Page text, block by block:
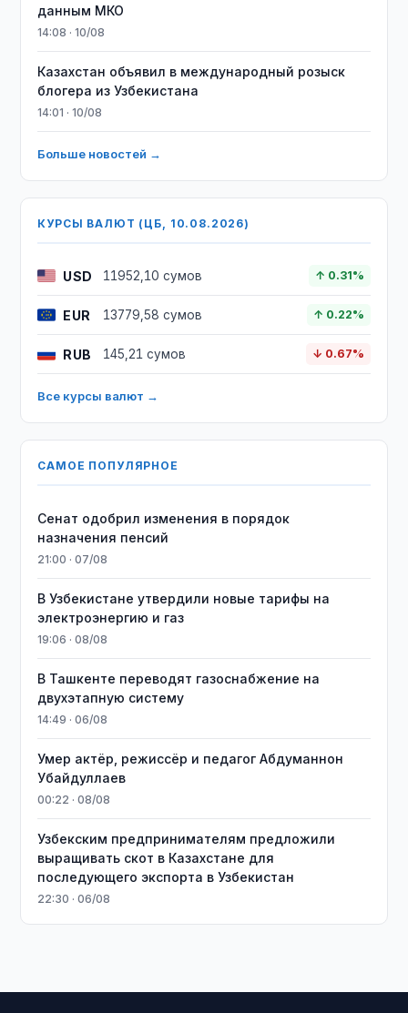
данным МКО
14:08 · 10/08
Казахстан объявил в международный розыск
блогера из Узбекистана
14:01 · 10/08
Больше новостей →
КУРСЫ ВАЛЮТ (ЦБ, 10.08.2026)
USD 11952,10 сумов ↑ 0.31%
EUR 13779,58 сумов ↑ 0.22%
RUB 145,21 сумов ↓ 0.67%
Все курсы валют →
САМОЕ ПОПУЛЯРНОЕ
Сенат одобрил изменения в порядок
назначения пенсий
21:00 · 07/08
В Узбекистане утвердили новые тарифы на
электроэнергию и газ
19:06 · 08/08
В Ташкенте переводят газоснабжение на
двухэтапную систему
14:49 · 06/08
Умер актёр, режиссёр и педагог Абдуманнон
Убайдуллаев
00:22 · 08/08
Узбекским предпринимателям предложили
выращивать скот в Казахстане для
последующего экспорта в Узбекистан
22:30 · 06/08